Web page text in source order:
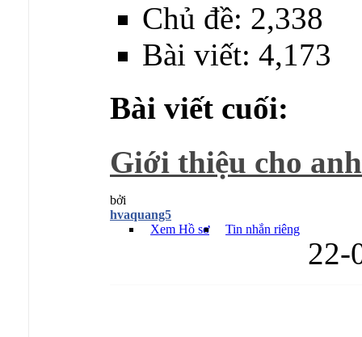
Chủ đề: 2,338
Bài viết: 4,173
Bài viết cuối:
Giới thiệu cho
bởi
hvaquang5
Xem Hồ sơ
Tin nhắn riêng
22-